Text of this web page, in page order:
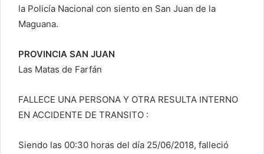
la Policía Nacional con siento en San Juan de la
Maguana.
PROVINCIA SAN JUAN
Las Matas de Farfán
FALLECE UNA PERSONA Y OTRA RESULTA INTERNO
EN ACCIDENTE DE TRANSITO :
Siendo las 00:30 horas del día 25/06/2018, falleció